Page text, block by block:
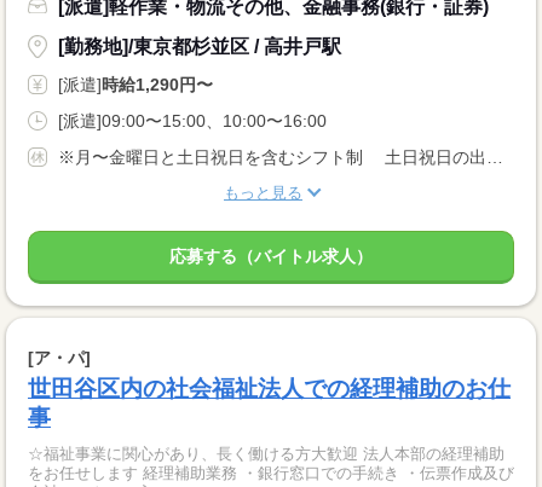
[派遣]軽作業・物流その他、金融事務(銀行・証券)
[勤務地]/東京都杉並区 / 高井戸駅
[派遣]時給1,290円〜
[派遣]09:00〜15:00、10:00〜16:00
もっと見る
応募する（バイトル求人）
[ア・パ]
世田谷区内の社会福祉法人での経理補助のお仕
事
☆福祉事業に関心があり、長く働ける方大歓迎 法人本部の経理補助
をお任せします 経理補助業務 ・銀行窓口での手続き ・伝票作成及び